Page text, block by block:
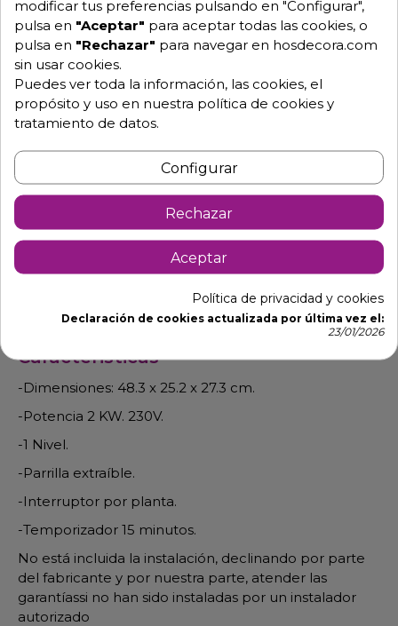
Descripción Detalles de producto
Tostadores de pan con regulador de
Tostado de pan y bocadillos, tapas y tostadas de
desayunos con resistencia blindadas.
Bandejas de migas extraíble para su limpieza y
cuerpo de acero inox.
Parrilla extraíble para facilitar la salida del producto y
Interruptor por cada planta de resistencias.
Caracteristicas
-Dimensiones: 48.3 x 25.2 x 27.3 cm.
-Potencia 2 KW. 230V.
-1 Nivel.
-Parrilla extraíble.
-Interruptor por planta.
-Temporizador 15 minutos.
No está incluida la instalación, declinando por parte
del fabricante y por nuestra parte, atender las
garantíassi no han sido instaladas por un instalador
autorizado
modificar tus preferencias pulsando en "Configurar",
pulsa en "Aceptar" para aceptar todas las cookies, o
pulsa en "Rechazar" para navegar en hosdecora.com
sin usar cookies.
Puedes ver toda la información, las cookies, el
propósito y uso en nuestra política de cookies y
tratamiento de datos.
Configurar
Rechazar
Aceptar
Política de privacidad y cookies
Declaración de cookies actualizada por última vez el:
23/01/2026